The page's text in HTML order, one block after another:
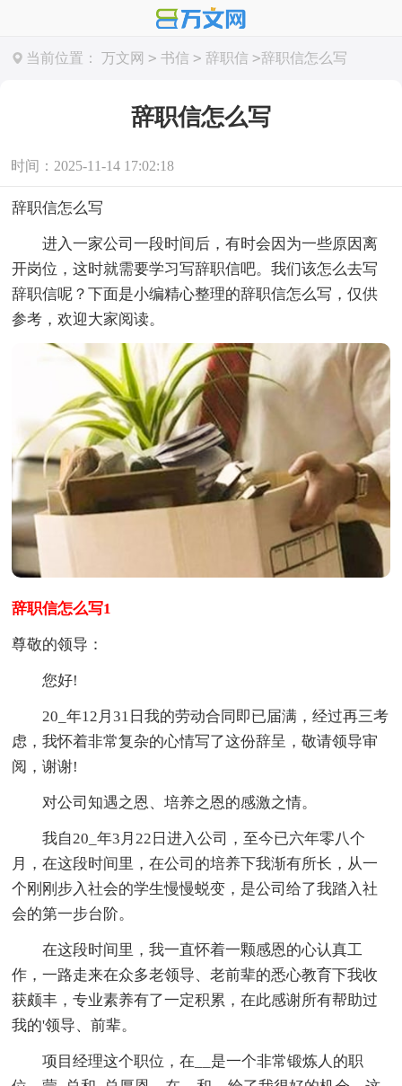
当前位置： 万文网 > 书信 > 辞职信 >辞职信怎么写
辞职信怎么写
时间：2025-11-14 17:02:18
辞职信怎么写
进入一家公司一段时间后，有时会因为一些原因离
开岗位，这时就需要学习写辞职信吧。我们该怎么去写
辞职信呢？下面是小编精心整理的辞职信怎么写，仅供
参考，欢迎大家阅读。
辞职信怎么写1
尊敬的领导：
您好!
20_年12月31日我的劳动合同即已届满，经过再三考
虑，我怀着非常复杂的心情写了这份辞呈，敬请领导审
阅，谢谢!
对公司知遇之恩、培养之恩的感激之情。
我自20_年3月22日进入公司，至今已六年零八个
月，在这段时间里，在公司的培养下我渐有所长，从一
个刚刚步入社会的学生慢慢蜕变，是公司给了我踏入社
会的第一步台阶。
在这段时间里，我一直怀着一颗感恩的心认真工
作，一路走来在众多老领导、老前辈的悉心教育下我收
获颇丰，专业素养有了一定积累，在此感谢所有帮助过
我的'领导、前辈。
项目经理这个职位，在__是一个非常锻炼人的职